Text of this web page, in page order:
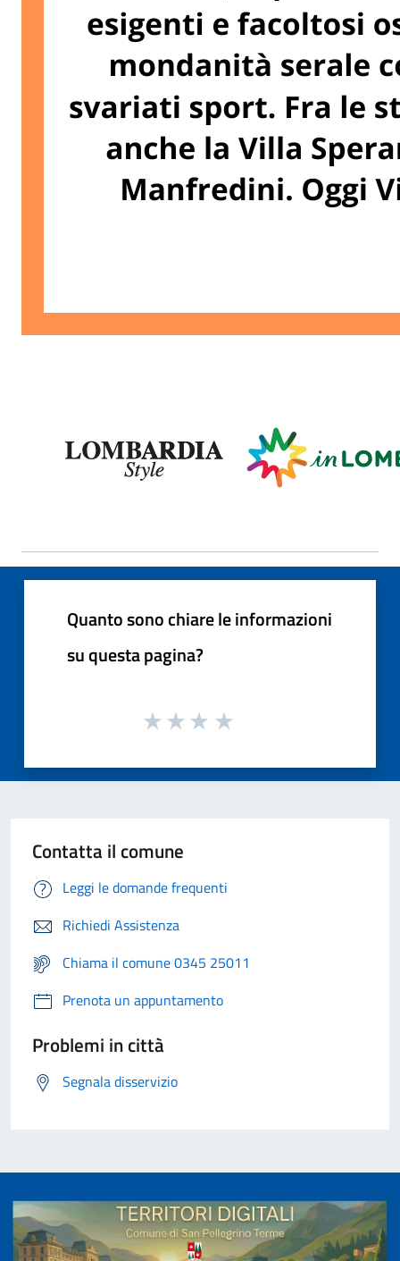
Quanto sono chiare le informazioni
su questa pagina?
Contatta il comune
Leggi le domande frequenti
Richiedi Assistenza
Chiama il comune 0345 25011
Prenota un appuntamento
Problemi in città
Segnala disservizio